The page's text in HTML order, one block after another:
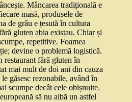
Mâncarea tradițională e
masă, produsele de
de grâu e țesută în cultura
gluten abia existau. Chiar și
repetitive. Foamea
devine o problemă logistică.
fără gluten în
mai mult de doi ani din cauza
găsesc rezonabile, având în
scumpe decât cele obișnuite.
să nu aibă un astfel